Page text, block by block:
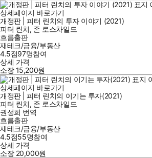
상세페이지 바로가기
개정판 | 피터 린치의 투자 이야기 (2021)
피터 린치, 존 로스차일드
흐름출판
재테크/금융/부동산
4.5점97명참여
상세 가격
소장15,200원
상세페이지 바로가기
개정판 | 피터 린치의 이기는 투자(2021)
피터 린치, 존 로스차일드
권성희 번역
흐름출판
재테크/금융/부동산
4.5점55명참여
상세 가격
소장 20,000원